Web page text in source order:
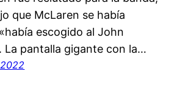
que McLaren se había
escogido al John
La pantalla gigante con la…